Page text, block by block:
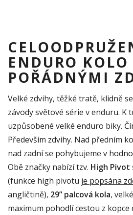
ENDURO KOLO
POŘÁDNÝMI
Velké zdvihy, těžké tratě, klidně
závody světové série v enduru. K
uzpůsobené velké enduro biky.
Především zdvihy. Nad předním
nad zadní se pohybujeme v
Obě značky nabízí tzv. High Pivot
(funkce high pivotu je popsána
angličtině), 29” palcová kola,
maximum pohodlí cestou z kopce